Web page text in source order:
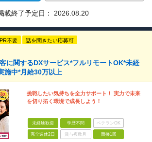
載終了予定日： 2026.08.20
不要 話を聞きたい応募可
に関するDXサービス*フルリモートOK*未経
施中*月給30万以上
挑戦したい気持ちを全力サポート！ 実力で未来
を切り拓く環境で成長しよう！
未経験歓迎 学歴不問 ベテランOK
完全週休2日 賞与複数月 面接1回